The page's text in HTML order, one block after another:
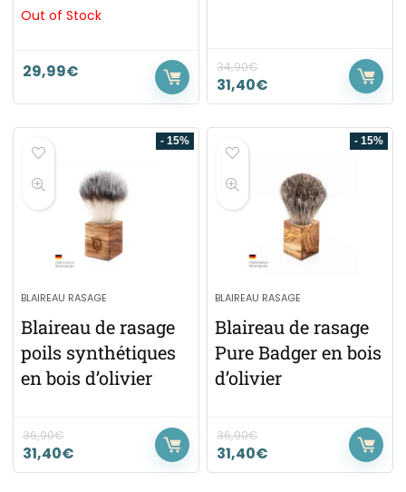
Out of Stock
29,99€ 34,90€
31,40€
- 15%
BLAIREAU RASAGE
Blaireau de rasage
poils synthétiques
en bois d’olivier
36,90€
31,40€
- 15%
BLAIREAU RASAGE
Blaireau de rasage
Pure Badger en bois
d’olivier
36,90€
31,40€